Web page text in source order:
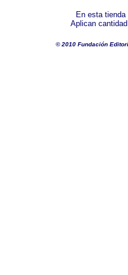
En esta
Aplican
© 2010 Fundación